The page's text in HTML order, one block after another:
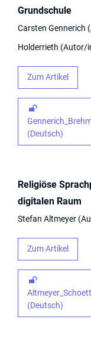
Grundschule
Carsten Gennerich
Holderrieth Autor/
Zum Artikel
(Deutsch)
Religiöse
digitalen Raum
Stefan Altmeyer
Zum Artikel
(Deutsch)